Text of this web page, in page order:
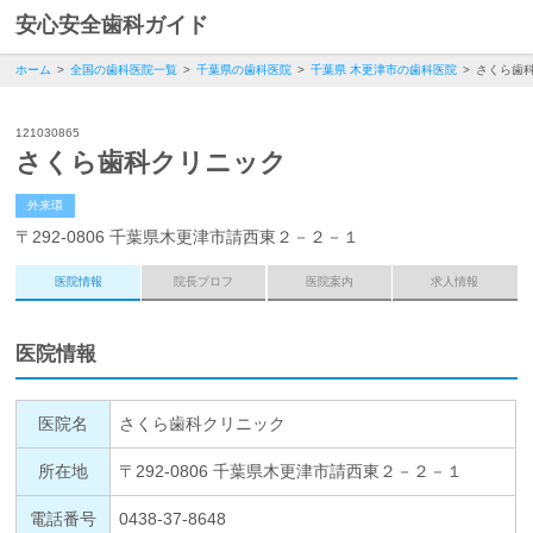
安心安全歯科ガイド
ホーム 全国の歯科医院一覧 千葉県の歯科医院 千葉県 木更津市の歯科医院 さくら歯
121030865
さくら歯科クリニック
外来環
〒292-0806 千葉県木更津市請西東２－２－１
医院情報 院長プロフ 医院案内 求人情報
医院情報
医院名 さくら歯科クリニック
所在地 〒292-0806 千葉県木更津市請西東２－２－１
電話番号 0438-37-8648